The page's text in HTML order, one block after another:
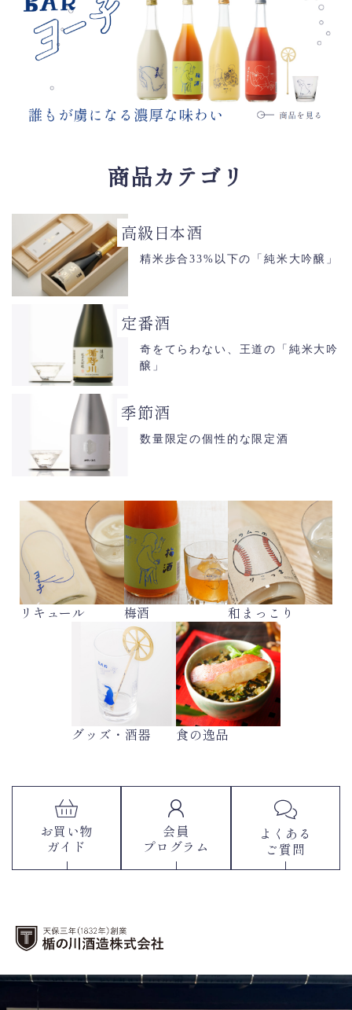
商品カテゴリ
高級日本酒
精米歩合33%以下の「純米大吟醸」
定番酒
奇をてらわない、王道の「純米大吟
醸」
季節酒
数量限定の個性的な限定酒
リキュール 梅酒 和まっこり
グッズ・酒器 食の逸品
お買い物
ガイド
会員
プログラム
よくある
ご質問